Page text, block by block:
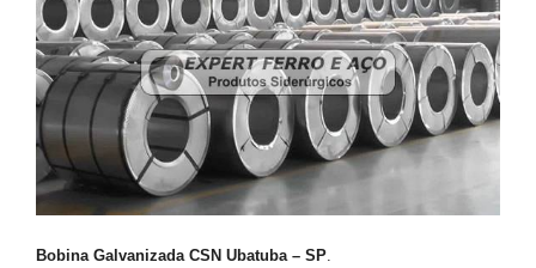
Bobina Galvanizada CSN Ubatuba – SP.